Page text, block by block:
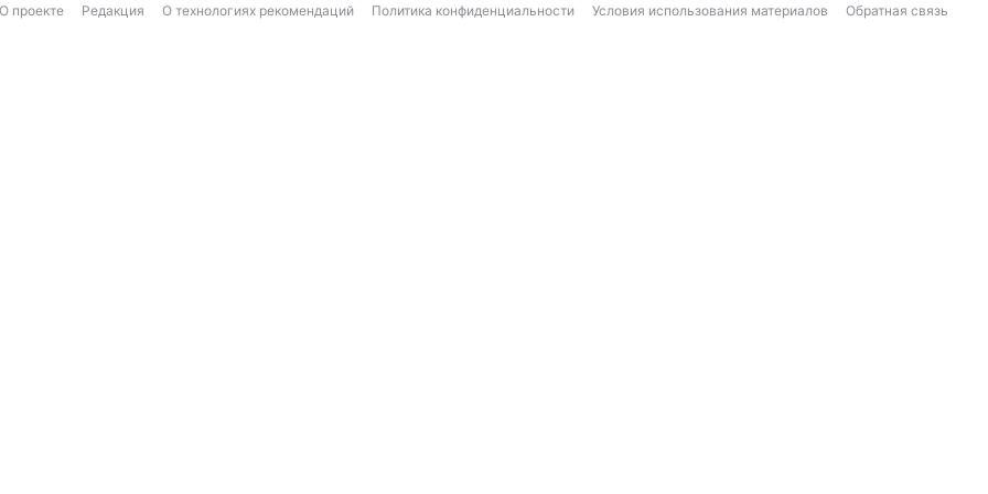
О проекте Редакция О технологиях рекомендаций Политика конфиденциальности Условия использования материалов Обратная связь